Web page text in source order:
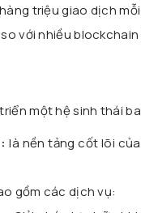
triệu giao dịch
với nhiều
một hệ sinh thái
là nền tảng cốt lõi
gồm các dịch vụ: